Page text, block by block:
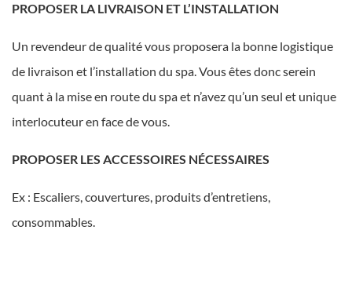
PROPOSER LA LIVRAISON ET L’INSTALLATION
Un revendeur de qualité vous proposera la bonne logistique
de livraison et l’installation du spa. Vous êtes donc serein
quant à la mise en route du spa et n’avez qu’un seul et unique
interlocuteur en face de vous.
PROPOSER LES ACCESSOIRES NÉCESSAIRES
Ex : Escaliers, couvertures, produits d’entretiens,
consommables.